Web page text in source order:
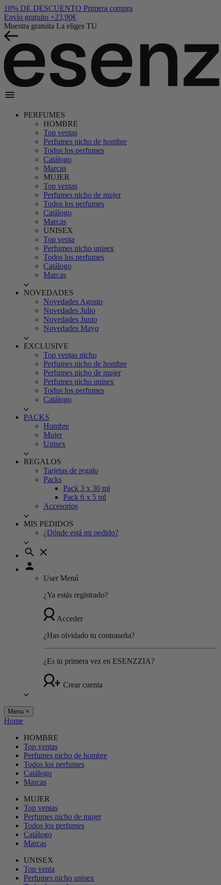
10% DE DESCUENTO Primera compra
Envío gratuito +23,90€
Muestra gratuita La eliges TU
menu
PERFUMES
HOMBRE
Top ventas
Perfumes nicho de hombre
Todos los perfumes
Catálogo
Marcas
MUJER
Top ventas
Perfumes nicho de mujer
Todos los perfumes
Catálogo
Marcas
UNISEX
Top venta
Perfumes nicho unisex
Todos los perfumes
Catálogo
Marcas
NOVEDADES
Novedades Agosto
Novedades Julio
Novedades Junio
Novedades Mayo
EXCLUSIVE
Top ventas nicho
Perfumes nicho de hombre
Perfumes nicho de mujer
Perfumes nicho unisex
Todos los perfumes
Catálogo
PACKS
Hombre
Mujer
Unisex
REGALOS
Tarjetas de regalo
Packs
Pack 3 x 30 ml
Pack 6 x 5 ml
Accesorios
MIS PEDIDOS
¿Dónde está mi pedido?
search close
person
User Menú
¿Ya estás registrado?
Acceder
¿Has olvidado tu contraseña?
¿Es tu primera vez en ESENZZIA?
Crear cuenta
Menu ×
Home
HOMBRE
Top ventas
Perfumes nicho de hombre
Todos los perfumes
Catálogo
Marcas
MUJER
Top ventas
Perfumes nicho de mujer
Todos los perfumes
Catálogo
Marcas
UNISEX
Top venta
Perfumes nicho unisex